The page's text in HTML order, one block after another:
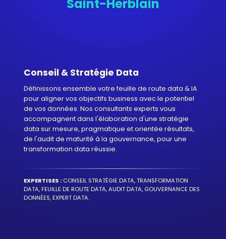
Saint-Herblain
Conseil & Stratégie Data
Définissons ensemble votre feuille de route data & IA
pour aligner vos objectifs business avec le potentiel
de vos données. Nos consultants experts vous
accompagnent dans l'élaboration d'une stratégie
data sur mesure, pragmatique et orientée résultats,
de l'audit de maturité à la gouvernance, pour une
transformation data réussie.
EXPERTISES : CONSEIL STRATÉGIE DATA, TRANSFORMATION
DATA, FEUILLE DE ROUTE DATA, AUDIT DATA, GOUVERNANCE DES
DONNÉES, EXPERT DATA.